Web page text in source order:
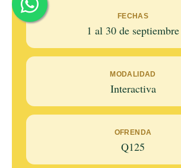
FECHAS
1 al 30 de septiembre
MODALIDAD
Interactiva
OFRENDA
Q125